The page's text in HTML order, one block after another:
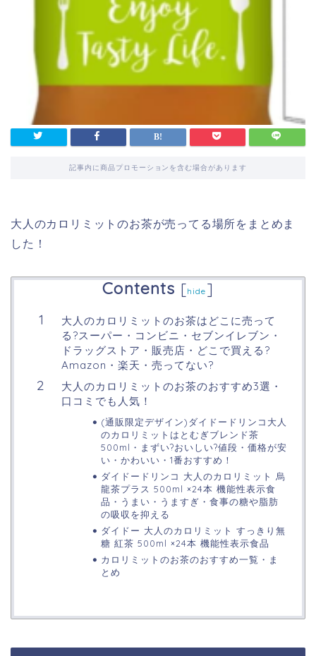
記事内に商品プロモーションを含む場合があります
大人のカロリミットのお茶が売ってる場所をまとめま
した！
Contents [hide ]
大人のカロリミットのお茶はどこに売って
る?スーパー・コンビニ・セブンイレブン・
ドラッグストア・販売店・どこで買える?
Amazon・楽天・売ってない?
大人のカロリミットのお茶のおすすめ3選・
口コミでも人気！
(通販限定デザイン)ダイドードリンコ大人
のカロリミットはとむぎブレンド茶
500ml・まずい?おいしい?値段・価格が安
い・かわいい・1番おすすめ！
ダイドードリンコ 大人のカロリミット 烏
龍茶プラス 500ml ×24本 機能性表示食
品・うまい・うますぎ・食事の糖や脂肪
の吸収を抑える
ダイドー 大人のカロリミット すっきり無
糖 紅茶 500ml ×24本 機能性表示食品
カロリミットのお茶のおすすめ一覧・ま
とめ